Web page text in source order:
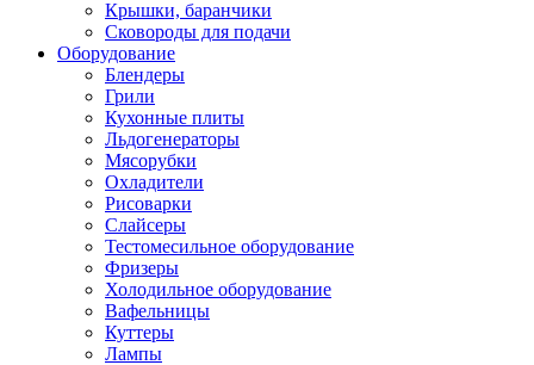
Крышки, баранчики
Сковороды для подачи
Оборудование
Блендеры
Грили
Кухонные плиты
Льдогенераторы
Мясорубки
Охладители
Рисоварки
Слайсеры
Тестомесильное оборудование
Фризеры
Холодильное оборудование
Вафельницы
Куттеры
Лампы